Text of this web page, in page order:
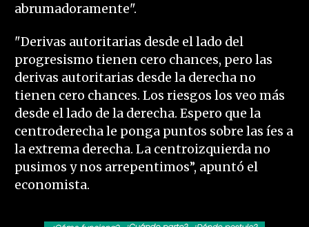
abrumadoramente".
"Derivas autoritarias desde el lado del
progresismo tienen cero chances, pero las
derivas autoritarias desde la derecha no
tienen cero chances. Los riesgos los veo más
desde el lado de la derecha. Espero que la
centroderecha le ponga puntos sobre las íes a
la extrema derecha. La centroizquierda no
pusimos y nos arrepentimos”, apuntó el
economista.